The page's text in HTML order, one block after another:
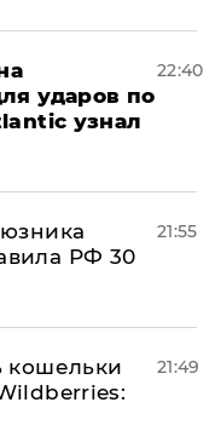
ударов по
узнал
22:40
РФ 30
21:55
кошельки
21:49